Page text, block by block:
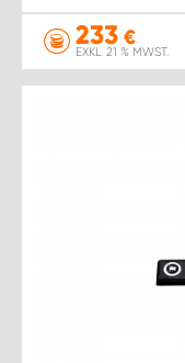
233 €
EXKL. 21 % MWST.